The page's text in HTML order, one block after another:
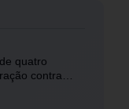
quatro
contra
silvestres